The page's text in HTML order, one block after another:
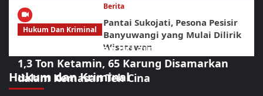
Berita
Pantai Sukojati, Pesona Pesisir
Banyuwangi yang Mulai Dilirik
Wisatawan
Hukum dan Kriminal
Hukum Dan Kriminal
Operasi Gabungan di Laut Bintan Bongkar
1,3 Ton Ketamin, 65 Karung Disamarkan
dalam Kemasan Teh Cina